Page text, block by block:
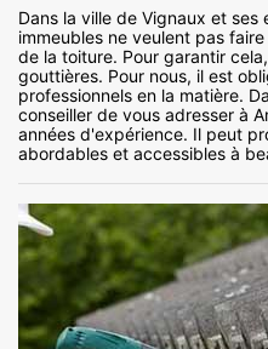
Dans la ville de Vignaux et
immeubles ne veulent pas
de la toiture. Pour garantir
gouttières. Pour nous, il est
professionnels en la matière.
conseiller de vous adresser à
années d'expérience. Il peut
abordables et accessibles à